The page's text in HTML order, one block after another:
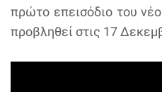
πρώτο επεισόδιο του
προβληθεί στις 17